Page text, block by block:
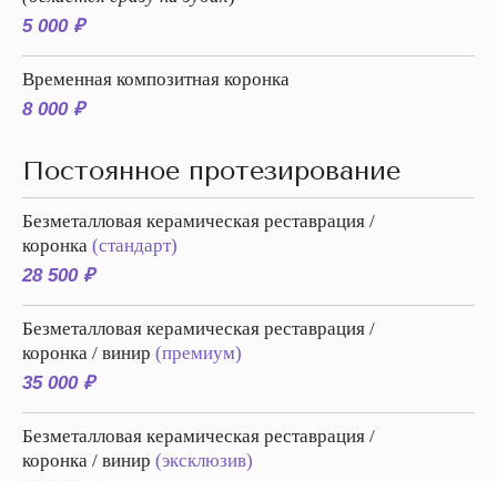
5 000 ₽
Временная композитная коронка
8 000 ₽
Постоянное протезирование
Безметалловая керамическая реставрация /
коронка (стандарт)
28 500 ₽
Безметалловая керамическая реставрация /
коронка / винир (премиум)
35 000 ₽
Безметалловая керамическая реставрация /
коронка / винир (эксклюзив)